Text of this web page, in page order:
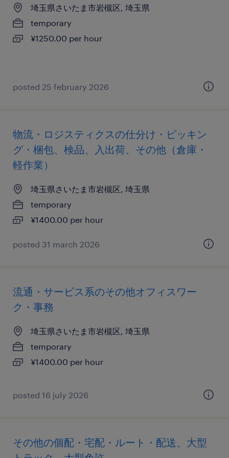
埼玉県さいたま市岩槻区, 埼玉県
temporary
¥1250.00 per hour
posted 25 february 2026
物流・ロジスティクスの仕分け・ピッキン
グ・梱包、検品、入出荷、その他（倉庫・
軽作業）
埼玉県さいたま市岩槻区, 埼玉県
temporary
¥1400.00 per hour
posted 31 march 2026
流通・サービス系のその他オフィスワー
ク・事務
埼玉県さいたま市岩槻区, 埼玉県
temporary
¥1400.00 per hour
posted 16 july 2026
その他の個配・宅配・ルート・配送、大型